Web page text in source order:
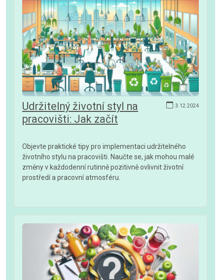
3.12.2024
Udržitelný životní styl na
pracovišti: Jak začít
Objevte praktické tipy pro implementaci udržitelného
životního stylu na pracovišti. Naučte se, jak mohou malé
změny v každodenní rutinně pozitivně ovlivnit životní
prostředí a pracovní atmosféru.